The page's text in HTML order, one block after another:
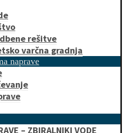
rešitve
varčna gradnja
naprave
– ZBIRALNIKI VODE